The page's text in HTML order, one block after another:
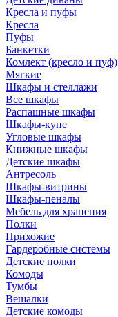
Кресла и пуфы
Кресла
Пуфы
Банкетки
Комлект (кресло и пуф)
Мягкие
Шкафы и стеллажи
Все шкафы
Распашные шкафы
Шкафы-купе
Угловые шкафы
Книжные шкафы
Детские шкафы
Антресоль
Шкафы-витрины
Шкафы-пеналы
Мебель для хранения
Полки
Прихожие
Гардеробные системы
Детские полки
Комоды
Тумбы
Вешалки
Детские комоды